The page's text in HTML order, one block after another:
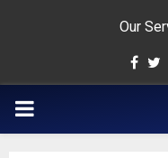
Our
PRIMARY